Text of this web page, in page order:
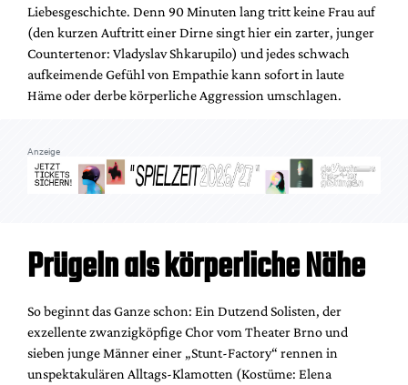
Liebesgeschichte. Denn 90 Minuten lang tritt keine Frau auf
(den kurzen Auftritt einer Dirne singt hier ein zarter, junger
Countertenor: Vladyslav Shkarupilo) und jedes schwach
aufkeimende Gefühl von Empathie kann sofort in laute
Häme oder derbe körperliche Aggression umschlagen.
Anzeige
Prügeln als körperliche Nähe
So beginnt das Ganze schon: Ein Dutzend Solisten, der
exzellente zwanzigköpfige Chor vom Theater Brno und
sieben junge Männer einer „Stunt-Factory“ rennen in
unspektakulären Alltags-Klamotten (Kostüme: Elena